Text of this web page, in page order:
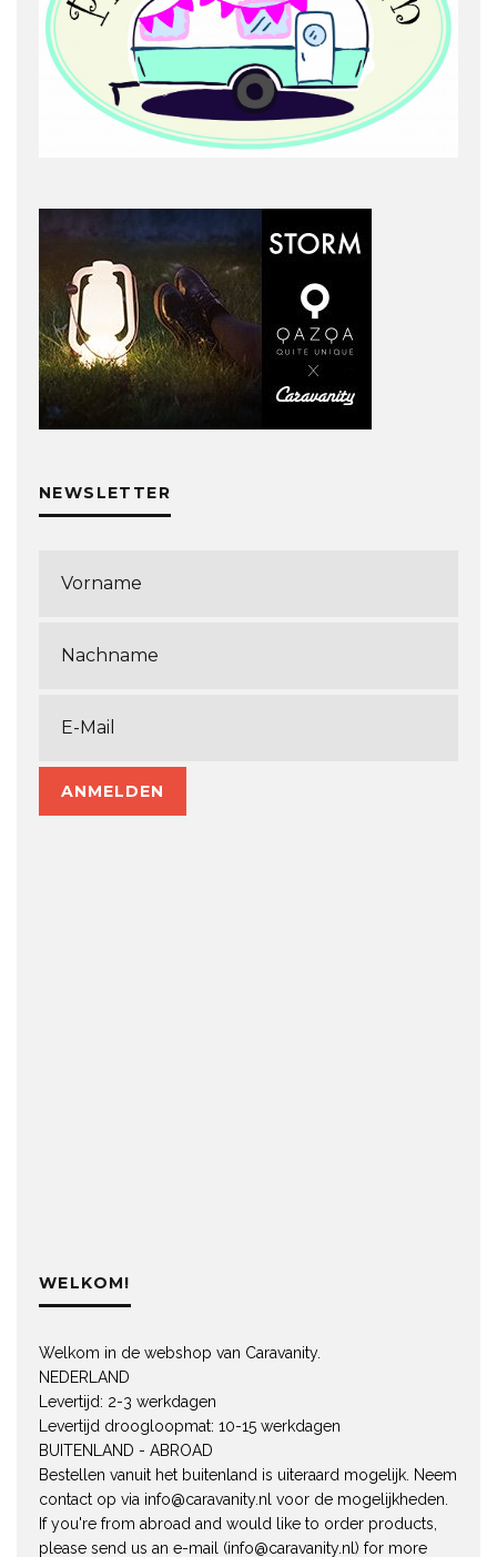
NEWSLETTER
WELKOM!
Welkom in de webshop van Caravanity.
NEDERLAND
Levertijd: 2-3 werkdagen
Levertijd droogloopmat: 10-15 werkdagen
BUITENLAND - ABROAD
Bestellen vanuit het buitenland is uiteraard mogelijk. Neem
contact op via info@caravanity.nl voor de mogelijkheden.
If you're from abroad and would like to order products,
please send us an e-mail (info@caravanity.nl ) for more